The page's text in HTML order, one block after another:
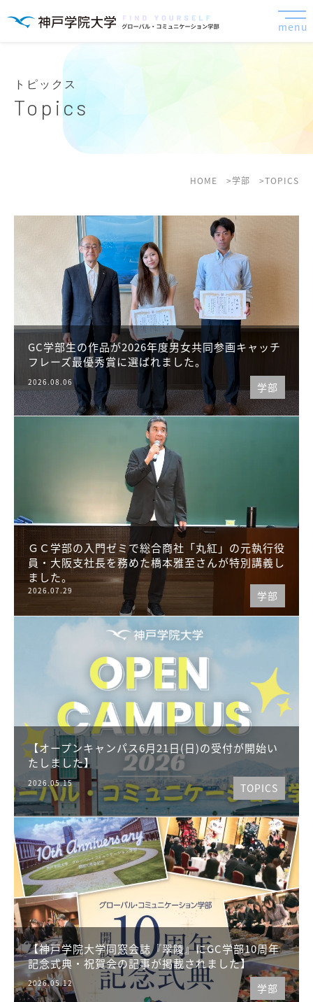
menu
Topics
トピックス
HOME 学部 TOPICS
GC学部生の作品が2026年度男女共同参画キャッチ
フレーズ最優秀賞に選ばれました。
2026.08.06 学部
ＧＣ学部の入門ゼミで総合商社「丸紅」の元執行役
員・大阪支社長を務めた橋本雅至さんが特別講義し
ました。
2026.07.29 学部
【オープンキャンパス6月21日(日)の受付が開始い
たしました】
2026.05.15 TOPICS
【神戸学院大学同窓会誌『翠陵』にGC学部10周年
記念式典・祝賀会の記事が掲載されました】
2026.05.12 学部